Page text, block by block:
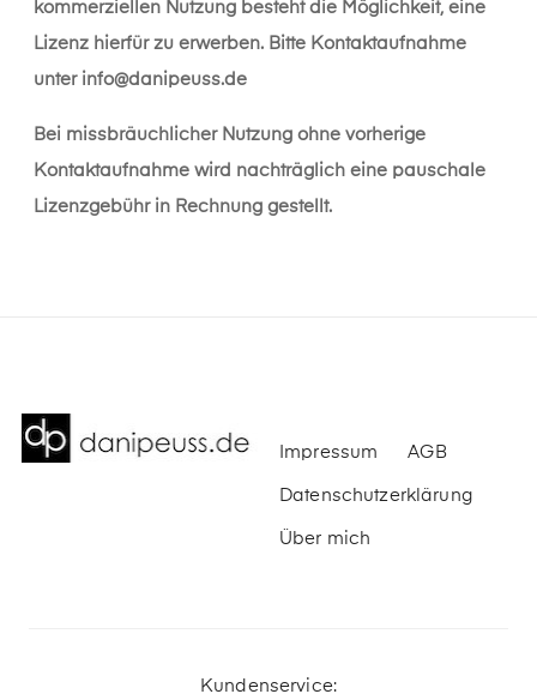
kommerziellen Nutzung besteht die Möglichkeit, eine
Lizenz hierfür zu erwerben. Bitte Kontaktaufnahme
unter info@danipeuss.de
Bei missbräuchlicher Nutzung ohne vorherige
Kontaktaufnahme wird nachträglich eine pauschale
Lizenzgebühr in Rechnung gestellt.
Impressum AGB
Datenschutzerklärung
Über mich
Kundenservice: